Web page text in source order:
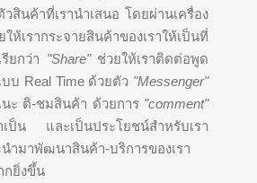
สินค้าที่เรานำเสนอ โดยผ่านเครื่อง
ห้เรากระจายสินค้าของเราให้เป็นที่
ยกว่า "Share"ช่วยให้เราติดต่อพูด
บ Real Time ด้วยตัว "Messenger"
นะ ติ-ชมสินค้า ด้วยการ "comment"
เป็น และเป็นประโยชน์สำหรับเรา
ำมาพัฒนาสินค้า-บริการของเรา
กยิ่งขึ้น